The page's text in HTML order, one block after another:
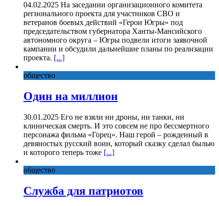
04.02.2025 На заседании организационного комитета
регионального проекта для участников СВО и
ветеранов боевых действий «Герои Югры» под
председательством губернатора Ханты-Мансийского
автономного округа – Югры подвели итоги заявочной
кампании и обсудили дальнейшие планы по реализации
проекта. [...]
общество
Один на миллион
30.01.2025 Его не взяли ни дроны, ни танки, ни
клиническая смерть. И это совсем не про бессмертного
персонажа фильма «Горец». Наш герой – рожденный в
девяностых русский воин, который сказку сделал былью
и которого теперь тоже [...]
общество
Служба для патриотов